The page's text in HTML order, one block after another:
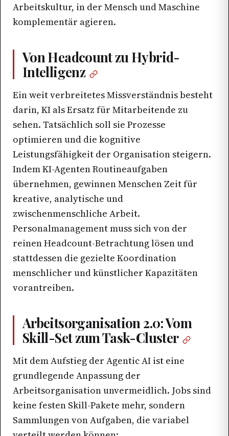
Arbeitskultur, in der Mensch und Maschine
komplementär agieren.
Von Headcount zu Hybrid-
Intelligenz
Ein weit verbreitetes Missverständnis besteht
darin, KI als Ersatz für Mitarbeitende zu
sehen. Tatsächlich soll sie Prozesse
optimieren und die kognitive
Leistungsfähigkeit der Organisation steigern.
Indem KI-Agenten Routineaufgaben
übernehmen, gewinnen Menschen Zeit für
kreative, analytische und
zwischenmenschliche Arbeit.
Personalmanagement muss sich von der
reinen Headcount-Betrachtung lösen und
stattdessen die gezielte Koordination
menschlicher und künstlicher Kapazitäten
vorantreiben.
Arbeitsorganisation 2.0: Vom
Skill-Set zum Task-Cluster
Mit dem Aufstieg der Agentic AI ist eine
grundlegende Anpassung der
Arbeitsorganisation unvermeidlich. Jobs sind
keine festen Skill-Pakete mehr, sondern
Sammlungen von Aufgaben, die variabel